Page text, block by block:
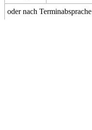
oder nach Terminabsprache